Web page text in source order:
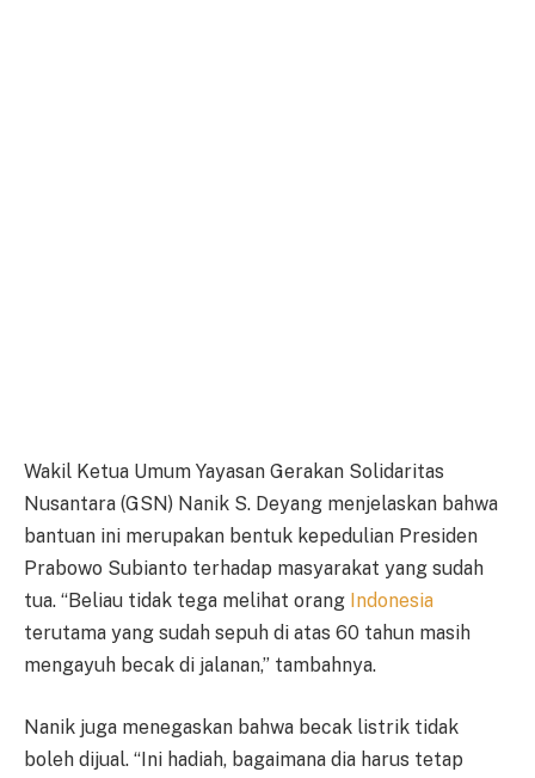
Wakil Ketua Umum Yayasan Gerakan Solidaritas
Nusantara (GSN) Nanik S. Deyang menjelaskan bahwa
bantuan ini merupakan bentuk kepedulian Presiden
Prabowo Subianto terhadap masyarakat yang sudah
tua. “Beliau tidak tega melihat orang Indonesia
terutama yang sudah sepuh di atas 60 tahun masih
mengayuh becak di jalanan,” tambahnya.
Nanik juga menegaskan bahwa becak listrik tidak
boleh dijual. “Ini hadiah, bagaimana dia harus tetap